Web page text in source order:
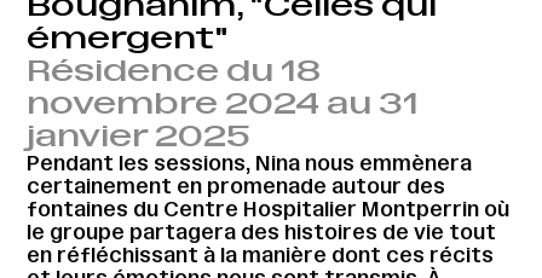
émergent"
Résidence du 18
novembre 2024 au 31
janvier 2025
Pendant les sessions, Nina nous emmènera
certainement en promenade autour des
fontaines du Centre Hospitalier Montperrin où
le groupe partagera des histoires de vie tout
en réfléchissant à la manière dont ces récits